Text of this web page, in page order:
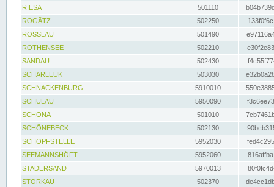
RIESA
501110
ROGÄTZ
502250
ROSSLAU
501490
ROTHENSEE
502210
SANDAU
502430
SCHARLEUK
503030
SCHNACKENBURG
5910010
SCHULAU
5950090
SCHÖNA
501010
SCHÖNEBECK
502130
SCHÖPFSTELLE
5952030
SEEMANNSHÖFT
5952060
STADERSAND
5970013
STORKAU
502370